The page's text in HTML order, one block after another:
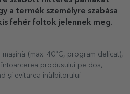
a termék személyre szabása
fehér foltok jelennek meg.
(max. 40°C, program delicat),
produsului pe dos,
și evitarea înălbitorului